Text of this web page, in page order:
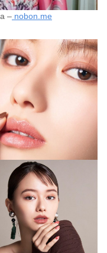
– nobon.me